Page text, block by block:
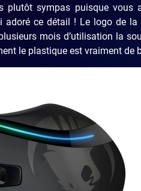
plutôt sympas puisque vous
adoré ce détail ! Le logo de
mois d’utilisation la
le plastique est vraiment de